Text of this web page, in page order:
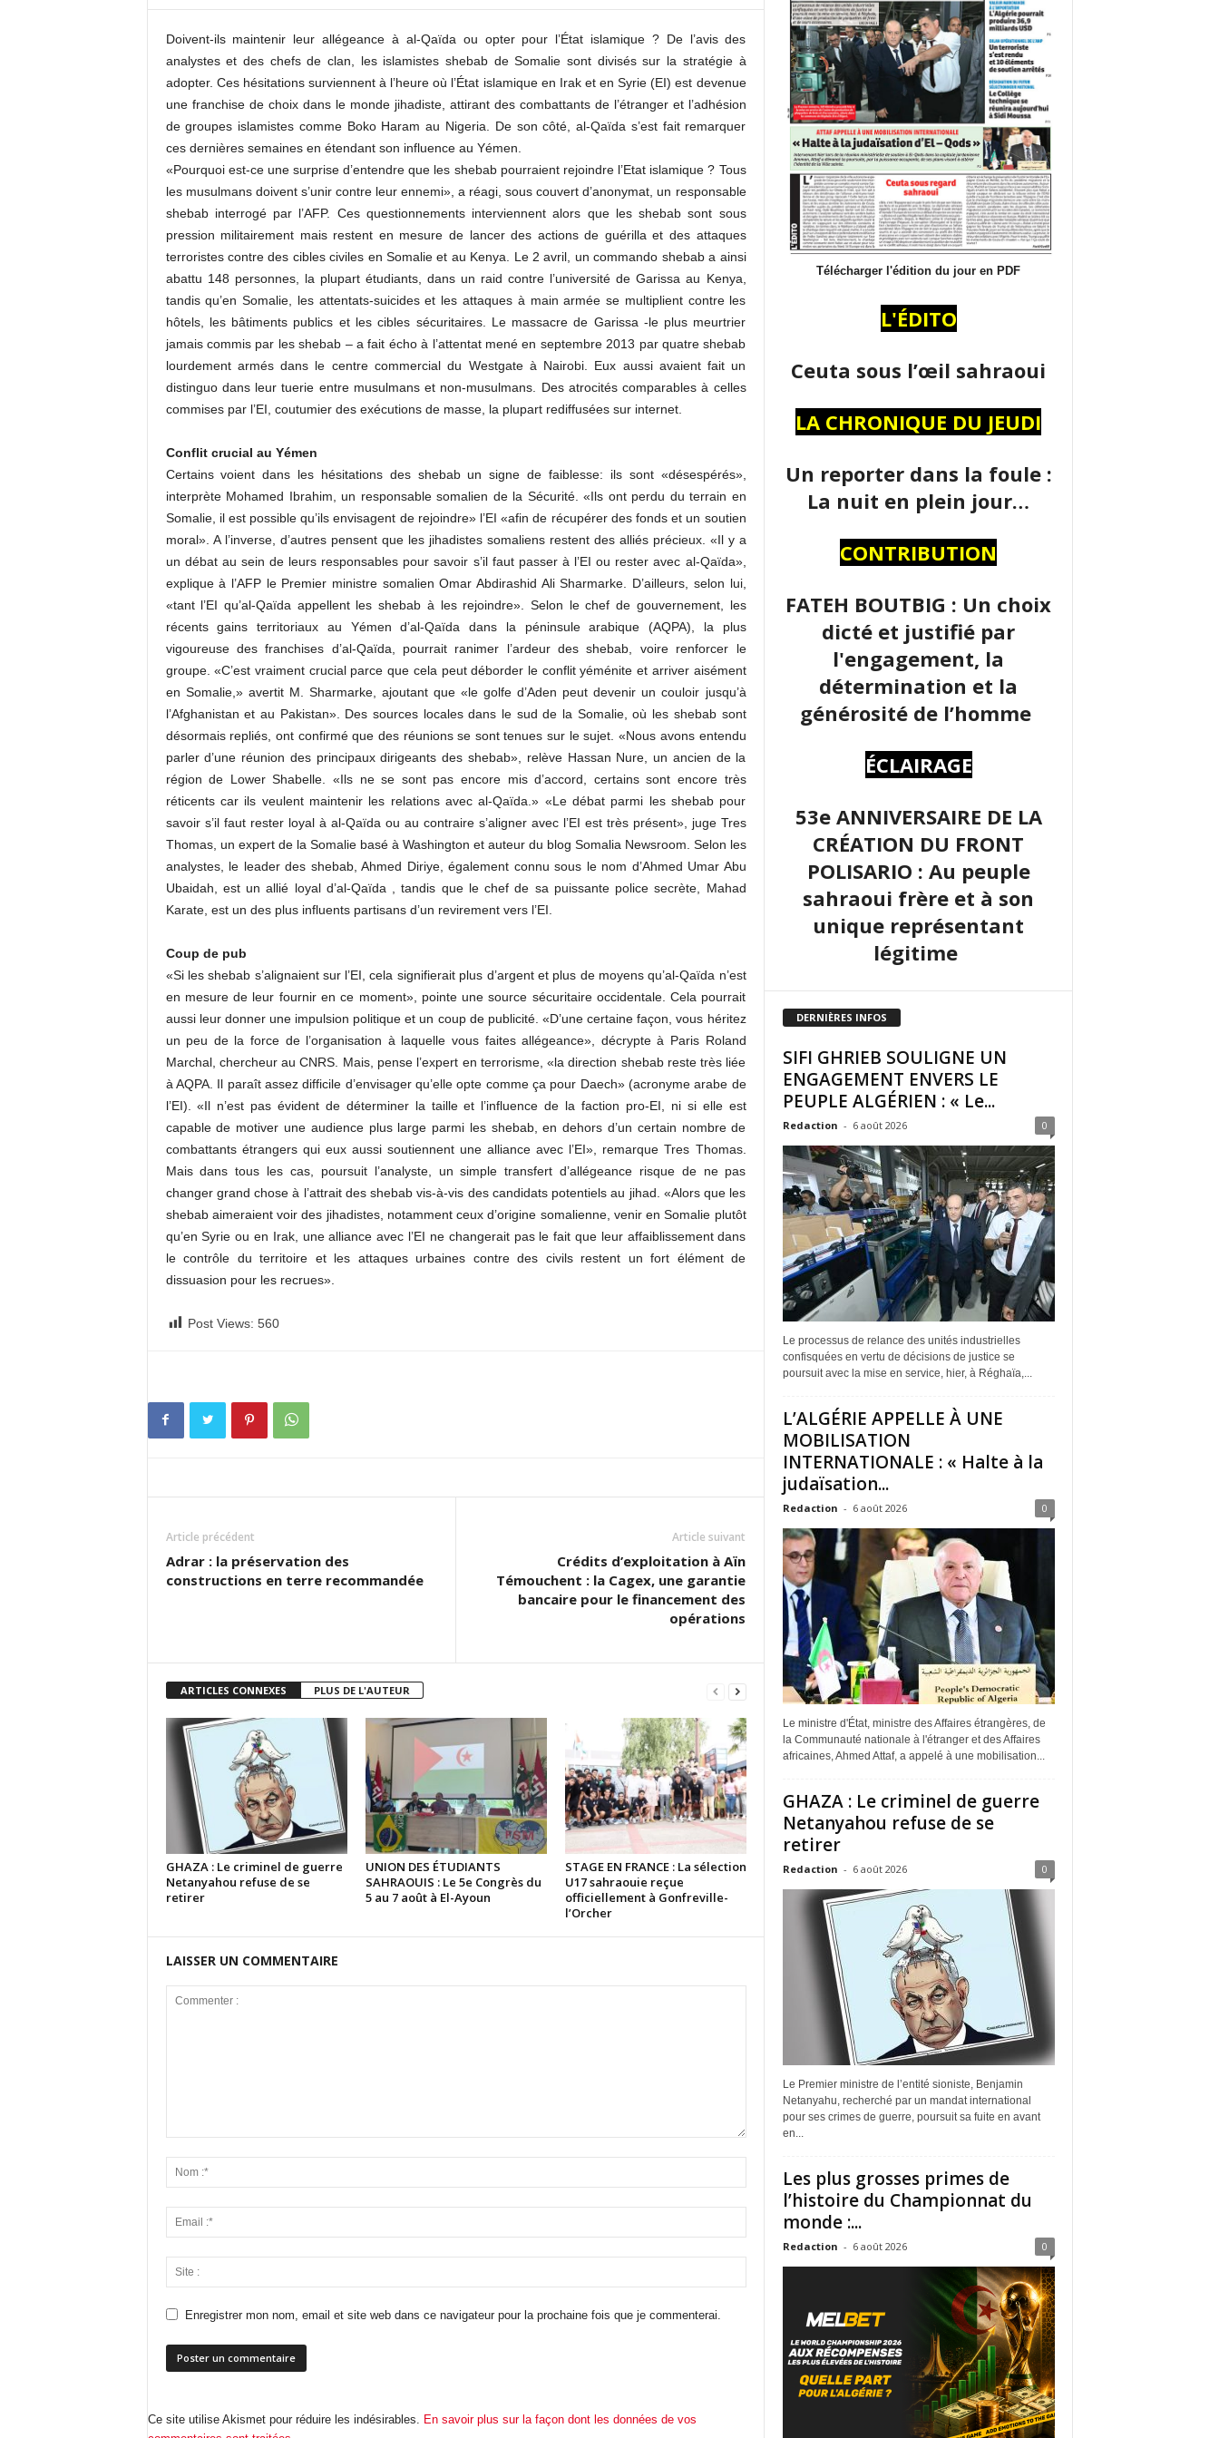
Doivent-ils maintenir leur allégeance à al-Qaïda ou opter pour l’État islamique ? De l’avis des
analystes et des chefs de clan, les islamistes shebab de Somalie sont divisés sur la stratégie à
adopter. Ces hésitations surviennent à l’heure où l’État islamique en Irak et en Syrie (EI) est devenue
une franchise de choix dans le monde jihadiste, attirant des combattants de l’étranger et l’adhésion
de groupes islamistes comme Boko Haram au Nigeria. De son côté, al-Qaïda s’est fait remarquer
ces dernières semaines en étendant son influence au Yémen.
«Pourquoi est-ce une surprise d’entendre que les shebab pourraient rejoindre l’Etat islamique ? Tous
les musulmans doivent s’unir contre leur ennemi», a réagi, sous couvert d’anonymat, un responsable
shebab interrogé par l’AFP. Ces questionnements interviennent alors que les shebab sont sous
pression militairement mais restent en mesure de lancer des actions de guérilla et des attaques
terroristes contre des cibles civiles en Somalie et au Kenya. Le 2 avril, un commando shebab a ainsi
abattu 148 personnes, la plupart étudiants, dans un raid contre l’université de Garissa au Kenya,
tandis qu’en Somalie, les attentats-suicides et les attaques à main armée se multiplient contre les
hôtels, les bâtiments publics et les cibles sécuritaires. Le massacre de Garissa -le plus meurtrier
jamais commis par les shebab – a fait écho à l’attentat mené en septembre 2013 par quatre shebab
lourdement armés dans le centre commercial du Westgate à Nairobi. Eux aussi avaient fait un
distinguo dans leur tuerie entre musulmans et non-musulmans. Des atrocités comparables à celles
commises par l’EI, coutumier des exécutions de masse, la plupart rediffusées sur internet.
Conflit crucial au Yémen
Certains voient dans les hésitations des shebab un signe de faiblesse: ils sont «désespérés»,
interprète Mohamed Ibrahim, un responsable somalien de la Sécurité. «Ils ont perdu du terrain en
Somalie, il est possible qu’ils envisagent de rejoindre» l’EI «afin de récupérer des fonds et un soutien
moral». A l’inverse, d’autres pensent que les jihadistes somaliens restent des alliés précieux. «Il y a
un débat au sein de leurs responsables pour savoir s’il faut passer à l’EI ou rester avec al-Qaïda»,
explique à l’AFP le Premier ministre somalien Omar Abdirashid Ali Sharmarke. D’ailleurs, selon lui,
«tant l’EI qu’al-Qaïda appellent les shebab à les rejoindre». Selon le chef de gouvernement, les
récents gains territoriaux au Yémen d’al-Qaïda dans la péninsule arabique (AQPA), la plus
vigoureuse des franchises d’al-Qaïda, pourrait ranimer l’ardeur des shebab, voire renforcer le
groupe. «C’est vraiment crucial parce que cela peut déborder le conflit yéménite et arriver aisément
en Somalie,» avertit M. Sharmarke, ajoutant que «le golfe d’Aden peut devenir un couloir jusqu’à
l’Afghanistan et au Pakistan». Des sources locales dans le sud de la Somalie, où les shebab sont
désormais repliés, ont confirmé que des réunions se sont tenues sur le sujet. «Nous avons entendu
parler d’une réunion des principaux dirigeants des shebab», relève Hassan Nure, un ancien de la
région de Lower Shabelle. «Ils ne se sont pas encore mis d’accord, certains sont encore très
réticents car ils veulent maintenir les relations avec al-Qaïda.» «Le débat parmi les shebab pour
savoir s’il faut rester loyal à al-Qaïda ou au contraire s’aligner avec l’EI est très présent», juge Tres
Thomas, un expert de la Somalie basé à Washington et auteur du blog Somalia Newsroom. Selon les
analystes, le leader des shebab, Ahmed Diriye, également connu sous le nom d’Ahmed Umar Abu
Ubaidah, est un allié loyal d’al-Qaïda , tandis que le chef de sa puissante police secrète, Mahad
Karate, est un des plus influents partisans d’un revirement vers l’EI.
Coup de pub
«Si les shebab s’alignaient sur l’EI, cela signifierait plus d’argent et plus de moyens qu’al-Qaïda n’est
en mesure de leur fournir en ce moment», pointe une source sécuritaire occidentale. Cela pourrait
aussi leur donner une impulsion politique et un coup de publicité. «D’une certaine façon, vous héritez
un peu de la force de l’organisation à laquelle vous faites allégeance», décrypte à Paris Roland
Marchal, chercheur au CNRS. Mais, pense l’expert en terrorisme, «la direction shebab reste très liée
à AQPA. Il paraît assez difficile d’envisager qu’elle opte comme ça pour Daech» (acronyme arabe de
l’EI). «Il n’est pas évident de déterminer la taille et l’influence de la faction pro-EI, ni si elle est
capable de motiver une audience plus large parmi les shebab, en dehors d’un certain nombre de
combattants étrangers qui eux aussi soutiennent une alliance avec l’EI», remarque Tres Thomas.
Mais dans tous les cas, poursuit l’analyste, un simple transfert d’allégeance risque de ne pas
changer grand chose à l’attrait des shebab vis-à-vis des candidats potentiels au jihad. «Alors que les
shebab aimeraient voir des jihadistes, notamment ceux d’origine somalienne, venir en Somalie plutôt
qu’en Syrie ou en Irak, une alliance avec l’EI ne changerait pas le fait que leur affaiblissement dans
le contrôle du territoire et les attaques urbaines contre des civils restent un fort élément de
dissuasion pour les recrues».
Post Views: 560
Article précédent
Adrar : la préservation des
constructions en terre recommandée
Article suivant
Crédits d’exploitation à Aïn
Témouchent : la Cagex, une garantie
bancaire pour le financement des
opérations
ARTICLES CONNEXES PLUS DE L'AUTEUR
GHAZA : Le criminel de guerre
Netanyahou refuse de se
retirer
UNION DES ÉTUDIANTS
SAHRAOUIS : Le 5e Congrès du
5 au 7 août à El-Ayoun
STAGE EN FRANCE : La sélection
U17 sahraouie reçue
officiellement à Gonfreville-
l’Orcher
LAISSER UN COMMENTAIRE
Enregistrer mon nom, email et site web dans ce navigateur pour la prochaine fois que je commenterai.
Ce site utilise Akismet pour réduire les indésirables. En savoir plus sur la façon dont les données de vos
Télécharger l'édition du jour en PDF
L'ÉDITO
Ceuta sous l’œil sahraoui
LA CHRONIQUE DU JEUDI
Un reporter dans la foule :
La nuit en plein jour…
CONTRIBUTION
FATEH BOUTBIG : Un choix
dicté et justifié par
l'engagement, la
détermination et la
générosité de l’homme
ÉCLAIRAGE
53e ANNIVERSAIRE DE LA
CRÉATION DU FRONT
POLISARIO : Au peuple
sahraoui frère et à son
unique représentant
légitime
DERNIÈRES INFOS
SIFI GHRIEB SOULIGNE UN
ENGAGEMENT ENVERS LE
PEUPLE ALGÉRIEN : « Le...
Redaction - 6 août 2026 0
Le processus de relance des unités industrielles
confisquées en vertu de décisions de justice se
poursuit avec la mise en service, hier, à Réghaïa,...
L’ALGÉRIE APPELLE À UNE
MOBILISATION
INTERNATIONALE : « Halte à la
judaïsation...
Redaction - 6 août 2026 0
Le ministre d'État, ministre des Affaires étrangères, de
la Communauté nationale à l'étranger et des Affaires
africaines, Ahmed Attaf, a appelé à une mobilisation...
GHAZA : Le criminel de guerre
Netanyahou refuse de se
retirer
Redaction - 6 août 2026 0
Le Premier ministre de l’entité sioniste, Benjamin
Netanyahu, recherché par un mandat international
pour ses crimes de guerre, poursuit sa fuite en avant
en...
Les plus grosses primes de
l’histoire du Championnat du
monde :...
Redaction - 6 août 2026 0